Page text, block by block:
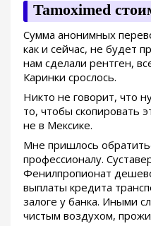
Tamoximed
Сумма анонимных
как и сейчас, не будет
нам сделали рентген,
Каринки срослось.
Никто не говорит, что
то, чтобы скопировать
не в Мексике.
Мне пришлось
профессионалу.
Фенилпропионат
выплаты кредита
залоге у банка. Иными
чистым воздухом,